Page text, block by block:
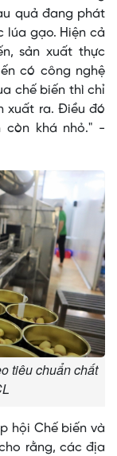
quả đang phát
lúa gạo. Hiện cả
sản xuất thực
có công nghệ
chế biến thì chỉ
xuất ra. Điều đó
còn khá nhỏ." -
tiêu chuẩn chất
hội Chế biến và
cho rằng, các địa